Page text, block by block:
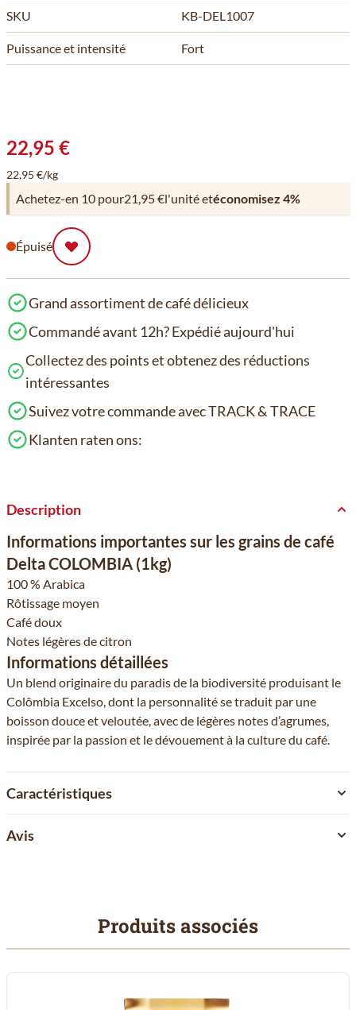
SKU KB-DEL1007
Puissance et intensité Fort
22,95 €
22,95 €/kg
Achetez-en 10 pour21,95 €l'unité etéconomisez 4%
Épuisé
Grand assortiment de café délicieux
Commandé avant 12h? Expédié aujourd'hui
Collectez des points et obtenez des réductions
intéressantes
Suivez votre commande avec TRACK & TRACE
Klanten raten ons:
Description
Informations importantes sur les grains de café
Delta COLOMBIA (1kg)
100 % Arabica
Rôtissage moyen
Café doux
Notes légères de citron
Informations détaillées
Un blend originaire du paradis de la biodiversité produisant le
Colômbia Excelso, dont la personnalité se traduit par une
boisson douce et veloutée, avec de légères notes d’agrumes,
inspirée par la passion et le dévouement à la culture du café.
Caractéristiques
Avis
Produits associés
Il est possible de naviguer entre les éléments du carrousel à
Cliquer pour passer le carrousel
Cliquer pour accéder à la navigation en carrousel